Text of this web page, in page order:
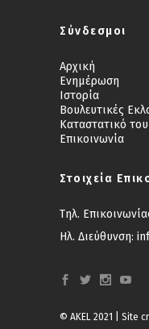
Σύνδεσμοι
Αρχική
Ενημέρωση
Ιστορία
Βουλευτικές
Καταστατικό
Επικοινωνία
Στοιχεία
Τηλ.
Ηλ. Διεύθυνση:
© AKEL 2021 | Site